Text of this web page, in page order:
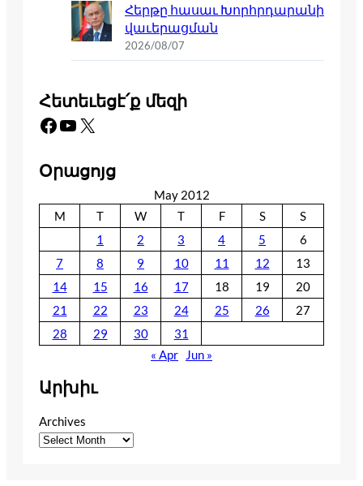
Հերթը հասաւ Խորհրդարանի
վաւերացման
2026/08/07
Հետեւեցէ՛ք մեզի
Facebook YouTube X
Օրացոյց
May 2012
M
T W T F S
S
1
2 3 4 5
6
7
8 9 10 11 12
13
14
15 16 17 18 19
20
21
22 23 24 25 26
27
28
29 30
31
« Apr
Jun »
Արխիւ
Archives